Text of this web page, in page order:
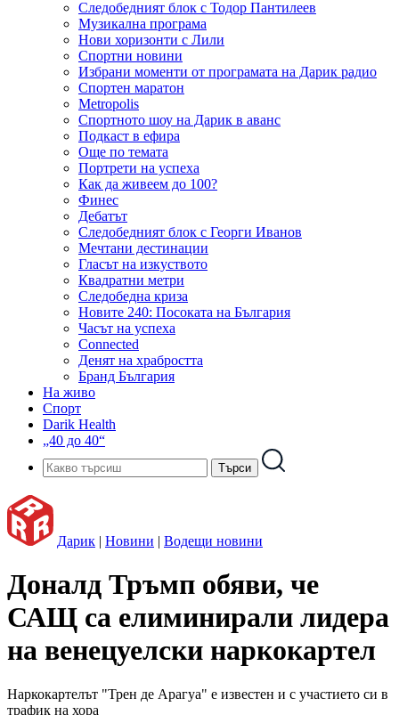
Следобедният блок с Тодор Пантилеев
Музикална програма
Нови хоризонти с Лили
Спортни новини
Избрани моменти от програмата на Дарик радио
Спортен маратон
Metropolis
Спортното шоу на Дарик в аванс
Подкаст в ефира
Още по темата
Портрети на успеха
Как да живеем до 100?
Финес
Дебатът
Следобедният блок с Георги Иванов
Мечтани дестинации
Гласът на изкуството
Квадратни метри
Следобедна криза
Новите 240: Посоката на България
Часът на успеха
Connected
Денят на храбростта
Бранд България
На живо
Спорт
Darik Health
„40 до 40“
Дарик | Новини | Водещи новини
Доналд Тръмп обяви, че
САЩ са елиминирали лидера
на венецуелски наркокартел
Наркокартелът "Трен де Арагуа" е известен и с участието си в
трафик на хора